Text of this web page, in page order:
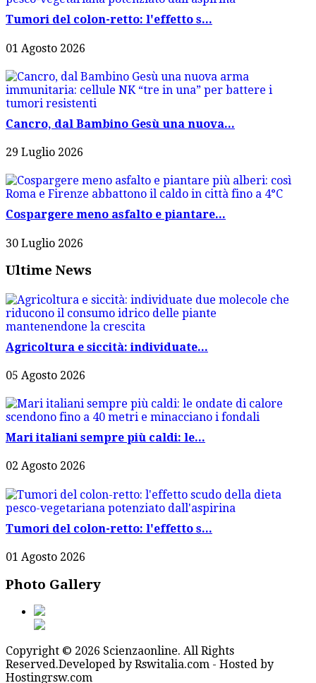
Tumori del colon-retto: l'effetto s...
01 Agosto 2026
Cancro, dal Bambino Gesù una nuova...
29 Luglio 2026
Cospargere meno asfalto e piantare...
30 Luglio 2026
Ultime News
Agricoltura e siccità: individuate...
05 Agosto 2026
Mari italiani sempre più caldi: le...
02 Agosto 2026
Tumori del colon-retto: l'effetto s...
01 Agosto 2026
Photo Gallery
Copyright © 2026 Scienzaonline. All Rights
Reserved.Developed by Rswitalia.com - Hosted by
Hostingrsw.com